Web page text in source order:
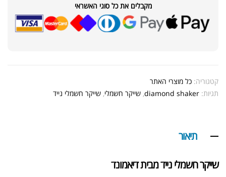
מקבלים את כל סוגי האשראי
קטגוריה: כל מוצרי האתר
תגיות: diamond shaker
, שייקר חשמלי, שייקר חשמלי נייד
תיאור
שייקר חשמלי נייד מבית דיאמונד